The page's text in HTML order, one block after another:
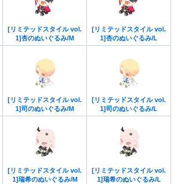
[リミテッドスタイル vol.
1]杏のぬいぐるみ/M
[リミテッドスタイル vol.
1]杏のぬいぐるみ/L
[リミテッドスタイル vol.
1]司のぬいぐるみ/M
[リミテッドスタイル vol.
1]司のぬいぐるみ/L
[リミテッドスタイル vol.
1]瑞希のぬいぐるみ/M
[リミテッドスタイル vol.
1]瑞希のぬいぐるみ/L